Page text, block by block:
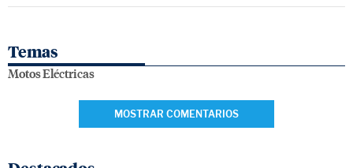
Temas
Motos Eléctricas
MOSTRAR COMENTARIOS